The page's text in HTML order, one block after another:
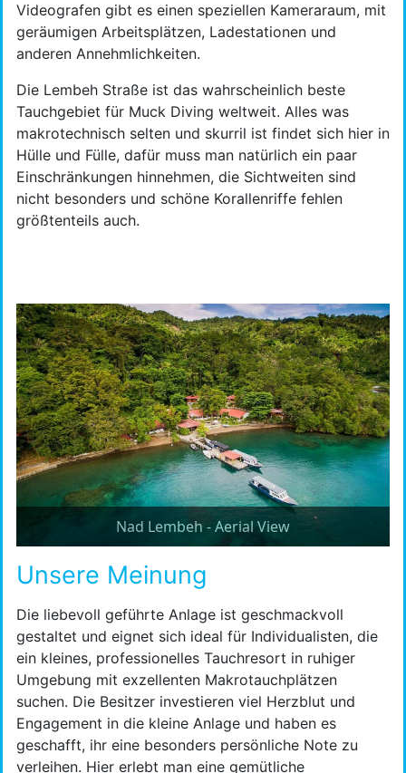
Videografen gibt es einen speziellen Kameraraum, mit
geräumigen Arbeitsplätzen, Ladestationen und
anderen Annehmlichkeiten.
Die Lembeh Straße ist das wahrscheinlich beste
Tauchgebiet für Muck Diving weltweit. Alles was
makrotechnisch selten und skurril ist findet sich hier in
Hülle und Fülle, dafür muss man natürlich ein paar
Einschränkungen hinnehmen, die Sichtweiten sind
nicht besonders und schöne Korallenriffe fehlen
größtenteils auch.
Nad Lembeh - Aerial View
Unsere Meinung
Die liebevoll geführte Anlage ist geschmackvoll
gestaltet und eignet sich ideal für Individualisten, die
ein kleines, professionelles Tauchresort in ruhiger
Umgebung mit exzellenten Makrotauchplätzen
suchen. Die Besitzer investieren viel Herzblut und
Engagement in die kleine Anlage und haben es
geschafft, ihr eine besonders persönliche Note zu
verleihen. Hier erlebt man eine gemütliche